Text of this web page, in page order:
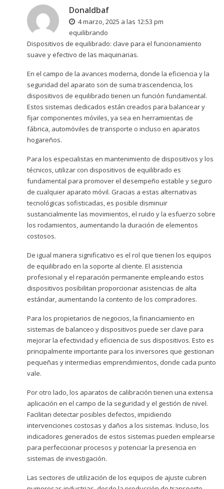
Donaldbaf
4 marzo, 2025 a las 12:53 pm
equilibrando
Dispositivos de equilibrado: clave para el funcionamiento
suave y efectivo de las maquinarias.
En el campo de la avances moderna, donde la eficiencia y la
seguridad del aparato son de suma trascendencia, los
dispositivos de equilibrado tienen un función fundamental.
Estos sistemas dedicados están creados para balancear y
fijar componentes móviles, ya sea en herramientas de
fábrica, automóviles de transporte o incluso en aparatos
hogareños.
Para los especialistas en mantenimiento de dispositivos y los
técnicos, utilizar con dispositivos de equilibrado es
fundamental para promover el desempeño estable y seguro
de cualquier aparato móvil. Gracias a estas alternativas
tecnológicas sofisticadas, es posible disminuir
sustancialmente las movimientos, el ruido y la esfuerzo sobre
los rodamientos, aumentando la duración de elementos
costosos.
De igual manera significativo es el rol que tienen los equipos
de equilibrado en la soporte al cliente. El asistencia
profesional y el reparación permanente empleando estos
dispositivos posibilitan proporcionar asistencias de alta
estándar, aumentando la contento de los compradores.
Para los propietarios de negocios, la financiamiento en
sistemas de balanceo y dispositivos puede ser clave para
mejorar la efectividad y eficiencia de sus dispositivos. Esto es
principalmente importante para los inversores que gestionan
pequeñas y intermedias emprendimientos, donde cada punto
vale.
Por otro lado, los aparatos de calibración tienen una extensa
aplicación en el campo de la seguridad y el gestión de nivel.
Facilitan detectar posibles defectos, impidiendo
intervenciones costosas y daños a los sistemas. Incluso, los
indicadores generados de estos sistemas pueden emplearse
para perfeccionar procesos y potenciar la presencia en
sistemas de investigación.
Las sectores de utilización de los equipos de ajuste cubren